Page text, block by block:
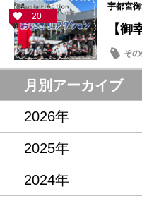
20
宇都宮
【御
そ
月別アーカイブ
2026年
2025年
2024年